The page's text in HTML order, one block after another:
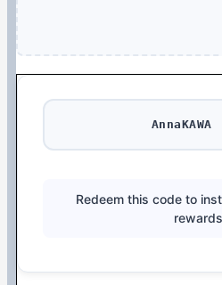
AnnaKAWA
Redeem this code to